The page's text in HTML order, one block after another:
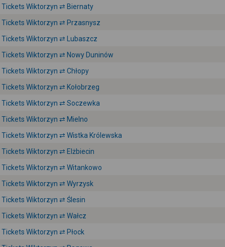
Tickets Wiktorzyn ⇄ Biernaty
Tickets Wiktorzyn ⇄ Przasnysz
Tickets Wiktorzyn ⇄ Lubaszcz
Tickets Wiktorzyn ⇄ Nowy Duninów
Tickets Wiktorzyn ⇄ Chłopy
Tickets Wiktorzyn ⇄ Kołobrzeg
Tickets Wiktorzyn ⇄ Soczewka
Tickets Wiktorzyn ⇄ Mielno
Tickets Wiktorzyn ⇄ Wistka Królewska
Tickets Wiktorzyn ⇄ Elżbiecin
Tickets Wiktorzyn ⇄ Witankowo
Tickets Wiktorzyn ⇄ Wyrzysk
Tickets Wiktorzyn ⇄ Ślesin
Tickets Wiktorzyn ⇄ Wałcz
Tickets Wiktorzyn ⇄ Płock